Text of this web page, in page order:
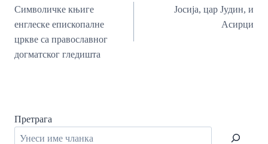
Символичке књиге
енглеске епископалне
цркве са православног
догматског гледишта
Јосија, цар Јудин, и
Асирци
Претрага